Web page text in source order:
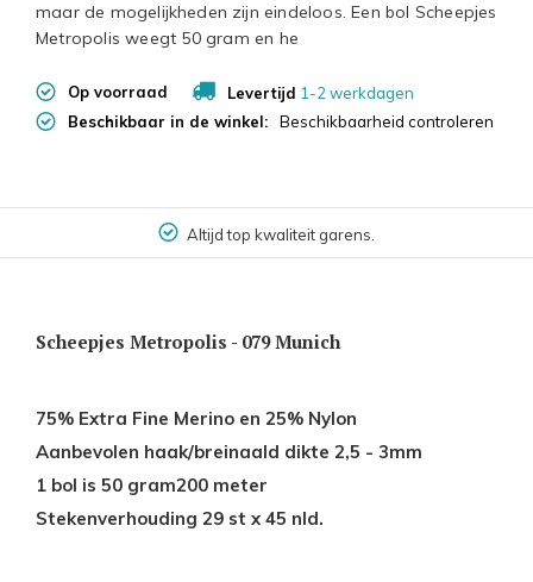
maar de mogelijkheden zijn eindeloos. Een bol Scheepjes
Metropolis weegt 50 gram en he
Op voorraad Levertijd 1-2 werkdagen
Beschikbaar in de winkel:
Beschikbaarheid controleren
Altijd top kwaliteit garens.
Scheepjes Metropolis - 079 Munich
75% Extra Fine Merino en 25% Nylon
Aanbevolen haak/breinaald dikte 2,5 - 3mm
1 bol is 50 gram200 meter
Stekenverhouding 29 st x 45 nld.